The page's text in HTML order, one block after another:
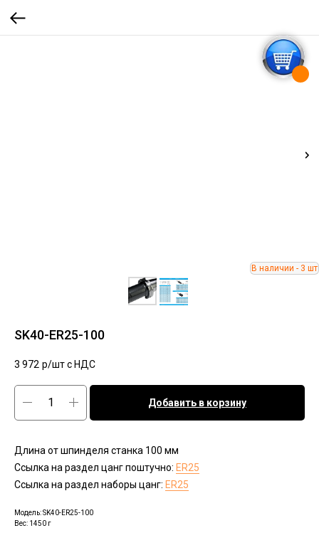
SK40-ER25-100
3 972 р/шт c НДС
Добавить в корзину
Длина от шпинделя станка 100 мм
Ссылка на раздел цанг поштучно: ER25
Ссылка на раздел наборы цанг: ER25
Модель: SK40-ER25-100
Вес: 1450 г